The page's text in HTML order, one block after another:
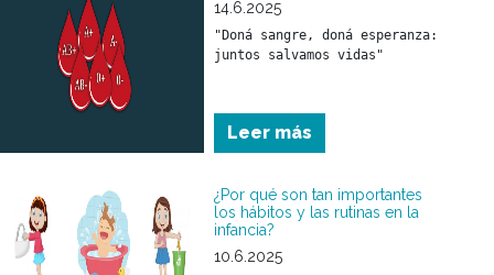
14.6.2025
"Doná sangre, doná esperanza:
juntos salvamos vidas"
Leer más
¿Por qué son tan importantes
los hábitos y las rutinas en la
infancia?
10.6.2025